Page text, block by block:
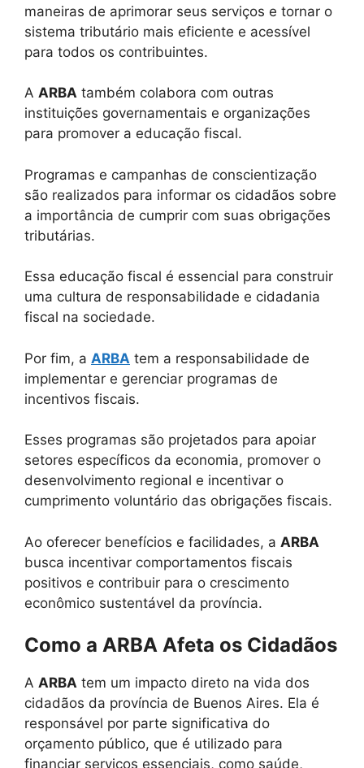
maneiras de aprimorar seus serviços e tornar o
sistema tributário mais eficiente e acessível
para todos os contribuintes.
A ARBA também colabora com outras
instituições governamentais e organizações
para promover a educação fiscal.
Programas e campanhas de conscientização
são realizados para informar os cidadãos sobre
a importância de cumprir com suas obrigações
tributárias.
Essa educação fiscal é essencial para construir
uma cultura de responsabilidade e cidadania
fiscal na sociedade.
Por fim, a ARBA tem a responsabilidade de
implementar e gerenciar programas de
incentivos fiscais.
Esses programas são projetados para apoiar
setores específicos da economia, promover o
desenvolvimento regional e incentivar o
cumprimento voluntário das obrigações fiscais.
Ao oferecer benefícios e facilidades, a ARBA
busca incentivar comportamentos fiscais
positivos e contribuir para o crescimento
econômico sustentável da província.
Como a ARBA Afeta os Cidadãos
A ARBA tem um impacto direto na vida dos
cidadãos da província de Buenos Aires. Ela é
responsável por parte significativa do
orçamento público, que é utilizado para
financiar serviços essenciais, como saúde,